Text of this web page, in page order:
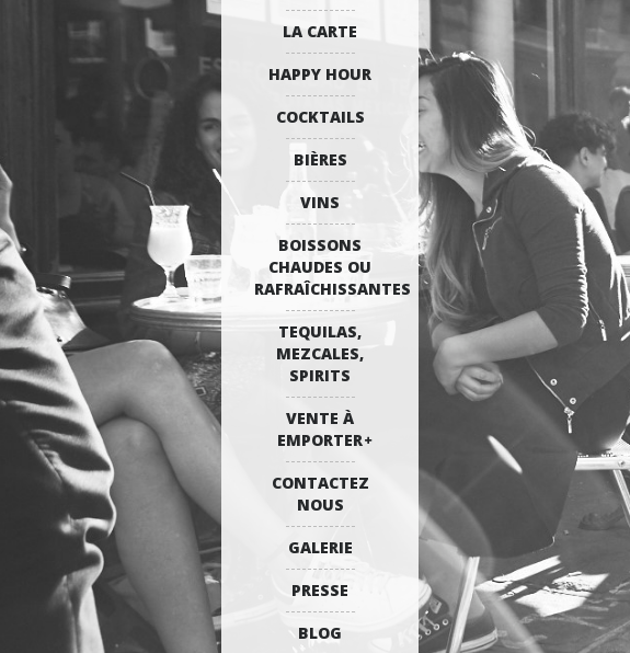
LA CARTE
HAPPY HOUR
COCKTAILS
BIÈRES
VINS
BOISSONS
CHAUDES OU
RAFRAÎCHISSANTES
TEQUILAS,
MEZCALES,
SPIRITS
VENTE À
EMPORTER
CONTACTEZ
NOUS
GALERIE
PRESSE
BLOG